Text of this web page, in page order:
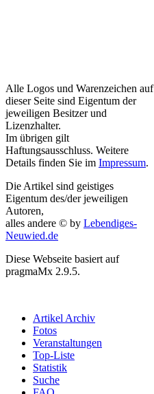
Alle Logos und Warenzeichen auf
dieser Seite sind Eigentum der
jeweiligen Besitzer und
Lizenzhalter.
Im übrigen gilt
Haftungsausschluss. Weitere
Details finden Sie im Impressum.
Die Artikel sind geistiges
Eigentum des/der jeweiligen
Autoren,
alles andere © by Lebendiges-
Neuwied.de
Diese Webseite basiert auf
pragmaMx 2.9.5.
Artikel Archiv
Fotos
Veranstaltungen
Top-Liste
Statistik
Suche